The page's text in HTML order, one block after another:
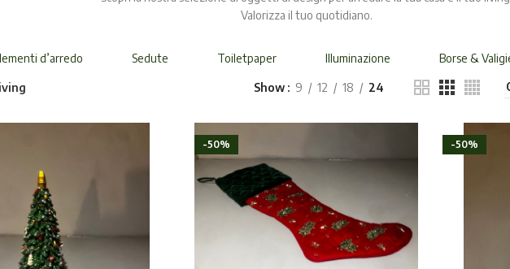
Valorizza il tuo quotidiano.
d’arredo Sedute Toiletpaper Illuminazione Borse &
Show 9 12 18 24
-50% -50%